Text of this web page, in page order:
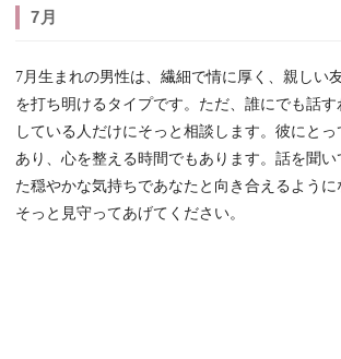
7月
7月生まれの男性は、繊細で情に厚く、親しい
を打ち明けるタイプです。ただ、誰にでも話
している人だけにそっと相談します。彼にと
あり、心を整える時間でもあります。話を聞い
た穏やかな気持ちであなたと向き合えるよう
そっと見守ってあげてください。